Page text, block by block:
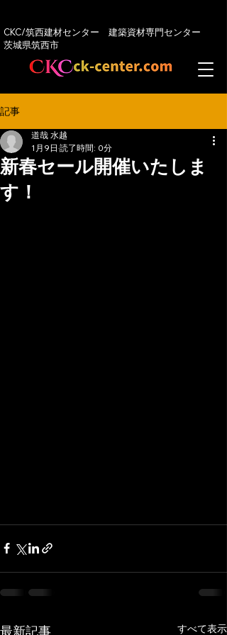
CKC/筑西建材センター 建築資材専門センター
​茨城県筑西市
記事
新春セール開催いたしま
す！
道哉 水越
1月9日 読了時間: 0分
最新記事 すべて表示